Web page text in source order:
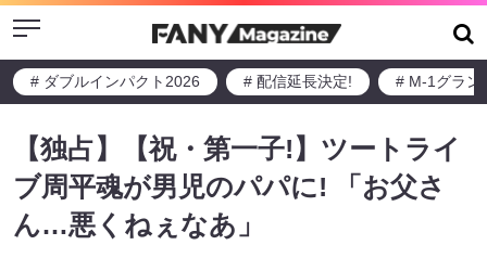
Menu
# ダブルインパクト2026 # 配信延長決定! # M-1グラン
【独占】【祝・第一子!】ツートライ
ブ周平魂が男児のパパに! 「お父さ
ん…悪くねぇなあ」